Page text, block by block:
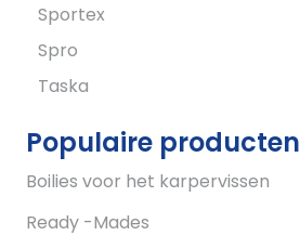
Sportex
Spro
Taska
Populaire producten
Boilies voor het karpervissen
Ready -Mades